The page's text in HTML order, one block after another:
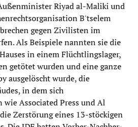
Riyad al-Maliki und
B'tselem
gegen Zivilisten im
Als Beispiele nannten sie die
in einem Flüchtlingslager,
getötet wurden und eine ganze
ausgelöscht wurde, die
in dem sich
Associated Press und Al
Zerstörung eines 13-stöckigen